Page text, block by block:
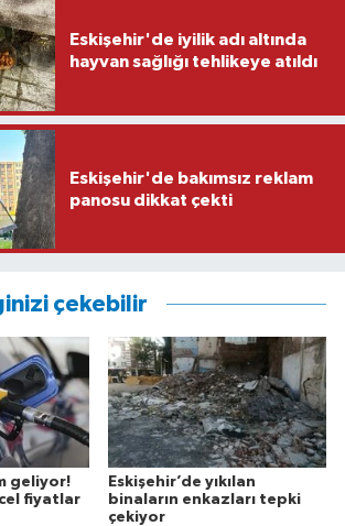
Eskişehir'de iyilik adı altında
hayvan sağlığı tehlikeye atıldı
Eskişehir'de bakımsız reklam
panosu dikkat çekti
çekebilir
geliyor!
fiyatlar
Eskişehir’de yıkılan
binaların enkazları tepki
çekiyor